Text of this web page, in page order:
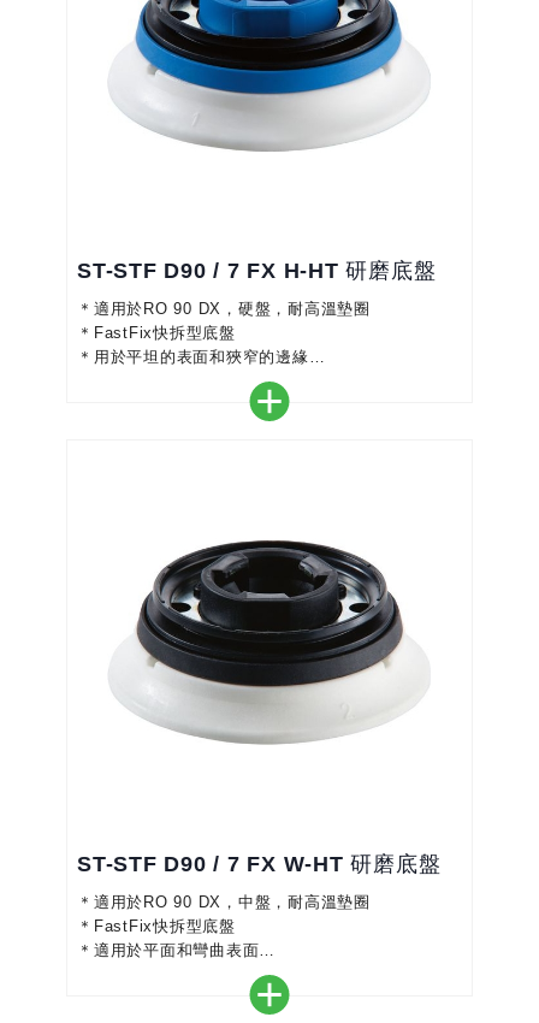
ST-STF D90 / 7 FX H-HT 研磨底盤
＊適用於RO 90 DX，硬盤，耐高溫墊圈
＊FastFix快拆型底盤
＊用於平坦的表面和狹窄的邊緣
＊研磨平面，粗磨，中磨和細磨
＊高邊緣強度可最大程度地減少邊緣被研磨的風險
ST-STF D90 / 7 FX W-HT 研磨底盤
＊適用於RO 90 DX，中盤，耐高溫墊圈
＊FastFix快拆型底盤
＊適用於平面和彎曲表面